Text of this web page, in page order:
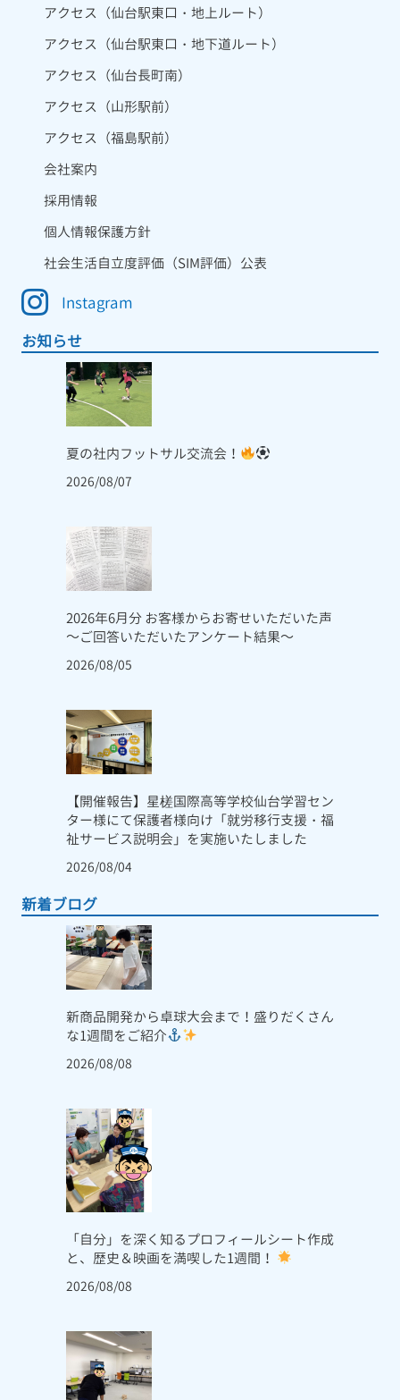
アクセス（仙台駅東口・地上ルート）
アクセス（仙台駅東口・地下道ルート）
アクセス（仙台長町南）
アクセス（山形駅前）
アクセス（福島駅前）
会社案内
採用情報
個人情報保護方針
社会生活自立度評価（SIM評価）公表
Instagram
お知らせ
夏の社内フットサル交流会！
2026/08/07
2026年6月分 お客様からお寄せいただいた声
～ご回答いただいたアンケート結果～
2026/08/05
【開催報告】星槎国際高等学校仙台学習セン
ター様にて保護者様向け「就労移行支援・福
祉サービス説明会」を実施いたしました
2026/08/04
新着ブログ
新商品開発から卓球大会まで！盛りだくさん
な1週間をご紹介
2026/08/08
「自分」を深く知るプロフィールシート作成
と、歴史＆映画を満喫した1週間！
2026/08/08